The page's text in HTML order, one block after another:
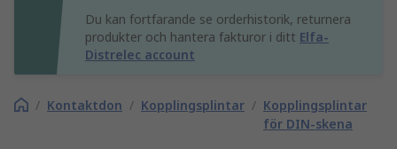
Du kan fortfarande se orderhistorik, returnera
produkter och hantera fakturor i ditt Elfa-
Distrelec account
/ Kontaktdon / Kopplingsplintar / Kopplingsplintar
för DIN-skena